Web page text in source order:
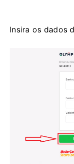
Insira os dados